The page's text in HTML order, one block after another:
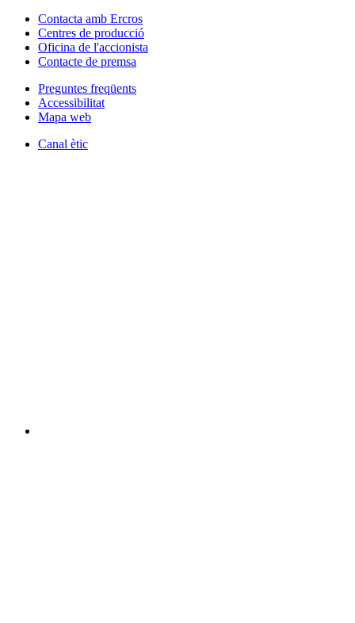
Contacta amb Ercros
Centres de producció
Oficina de l'accionista
Contacte de premsa
Preguntes freqüents
Accessibilitat
Mapa web
Canal ètic